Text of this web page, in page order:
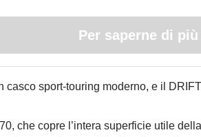
Per saperne di più
sport-touring moderno, e il
che copre l’intera superficie utile